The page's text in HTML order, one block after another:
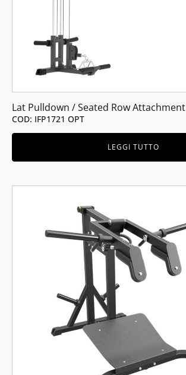
Lat Pulldown / Seated Row Attachment
COD: IFP1721 OPT
LEGGI TUTTO